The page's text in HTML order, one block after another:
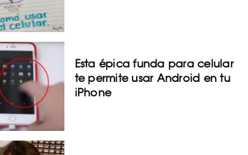
Esta épica funda para celular
te permite usar Android en tu
iPhone